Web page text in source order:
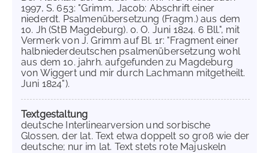
1997, S. 653: "Grimm, Jacob: Abschrift einer
niederdt. Psalmenübersetzung (Fragm.) aus dem
10. Jh (StB Magdeburg). o. O. Juni 1824. 6 Bll.", mit
Vermerk von J. Grimm auf Bl. 1r: "Fragment einer
halbniederdeutschen psalmenübersetzung wohl
aus dem 10. jahrh. aufgefunden zu Magdeburg
von Wiggert und mir durch Lachmann mitgetheilt.
Juni 1824").
Textgestaltung
deutsche Interlinearversion und sorbische
Glossen, der lat. Text etwa doppelt so groß wie der
deutsche; nur im lat. Text stets rote Majuskeln